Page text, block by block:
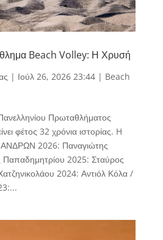
Beach Volley: Η Χρυσή
| Ιούλ 26, 2026 23:44| Beach
Πρωταθλήματος
φέτος 32 χρόνια ιστορίας. H
2026: Παναγιώτης
2025: Σταύρος
2024: Αντιόλ Κόλα /